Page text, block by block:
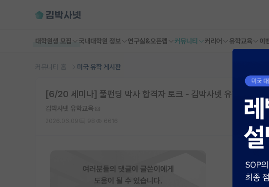
대학원생 모집 국내대학원 정보 연구실&오픈랩 커뮤니티 커리어 유학교육 이
커뮤니티 홈 미국 유학 게시판
[6/20 세미나] 풀펀딩 박사 합격자 토크 - 김박사넷 유학교육 6주
김박사넷 유학교육